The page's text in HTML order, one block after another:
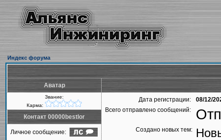
Индекс форума
Аватар
Звание:
Карма:
Дата регистрации:
08/12/
Всего отправлено сообщений:
Создано новых тем:
Контакт 00000bestlor
Личное сообщение: